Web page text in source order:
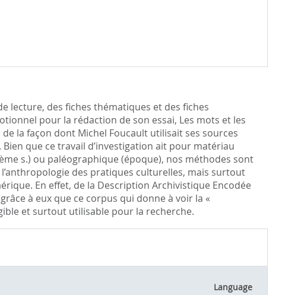
lecture, des fiches thématiques et des fiches
pour la rédaction de son essai, Les mots et les
la façon dont Michel Foucault utilisait ses sources
que ce travail d’investigation ait pour matériau
s.) ou paléographique (époque), nos méthodes sont
des pratiques culturelles, mais surtout
En effet, de la Description Archivistique Encodée
à eux que ce corpus qui donne à voir la «
et surtout utilisable pour la recherche.
Language